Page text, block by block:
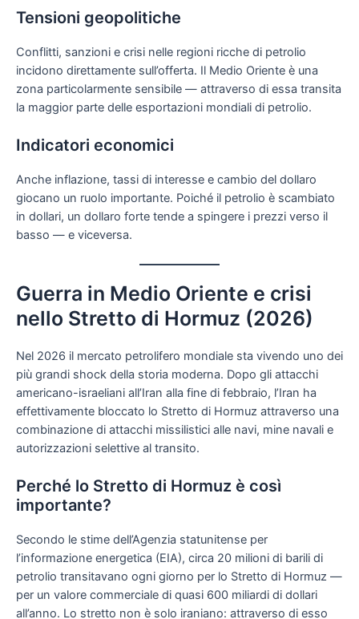
Tensioni geopolitiche
Conflitti, sanzioni e crisi nelle regioni ricche di petrolio
incidono direttamente sull’offerta. Il Medio Oriente è una
zona particolarmente sensibile — attraverso di essa transita
la maggior parte delle esportazioni mondiali di petrolio.
Indicatori economici
Anche inflazione, tassi di interesse e cambio del dollaro
giocano un ruolo importante. Poiché il petrolio è scambiato
in dollari, un dollaro forte tende a spingere i prezzi verso il
basso — e viceversa.
Guerra in Medio Oriente e crisi
nello Stretto di Hormuz (2026)
Nel 2026 il mercato petrolifero mondiale sta vivendo uno dei
più grandi shock della storia moderna. Dopo gli attacchi
americano-israeliani all’Iran alla fine di febbraio, l’Iran ha
effettivamente bloccato lo Stretto di Hormuz attraverso una
combinazione di attacchi missilistici alle navi, mine navali e
autorizzazioni selettive al transito.
Perché lo Stretto di Hormuz è così
importante?
Secondo le stime dell’Agenzia statunitense per
l’informazione energetica (EIA), circa 20 milioni di barili di
petrolio transitavano ogni giorno per lo Stretto di Hormuz —
per un valore commerciale di quasi 600 miliardi di dollari
all’anno. Lo stretto non è solo iraniano: attraverso di esso